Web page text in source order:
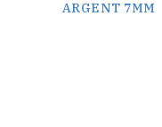
ARGENT 7MM